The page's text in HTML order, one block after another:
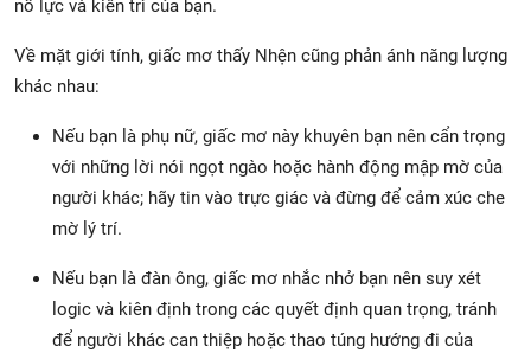
nỗ lực và kiên trì của bạn.
Về mặt giới tính, giấc mơ thấy Nhện cũng phản ánh năng lượng
khác nhau:
Nếu bạn là phụ nữ, giấc mơ này khuyên bạn nên cẩn trọng
với những lời nói ngọt ngào hoặc hành động mập mờ của
người khác; hãy tin vào trực giác và đừng để cảm xúc che
mờ lý trí.
Nếu bạn là đàn ông, giấc mơ nhắc nhở bạn nên suy xét
logic và kiên định trong các quyết định quan trọng, tránh
để người khác can thiệp hoặc thao túng hướng đi của